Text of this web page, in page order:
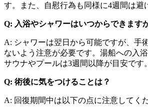
す。また、自慰行為も同様に4週間は避
Q: 入浴やシャワーはいつからできます
A: シャワーは翌日から可能ですが、手
ないよう注意が必要です。湯船への入浴
サウナやプールは3週間以降が目安です。
Q: 術後に気をつけることは？
A: 回復期間中は以下の点に注意してく